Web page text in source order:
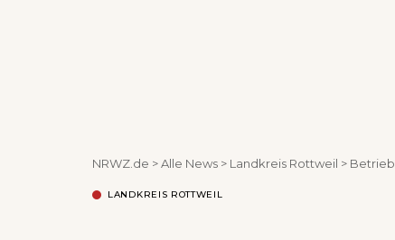
NRWZ.de >Alle News > Landkreis Rottweil >
LANDKREIS ROTTWEIL